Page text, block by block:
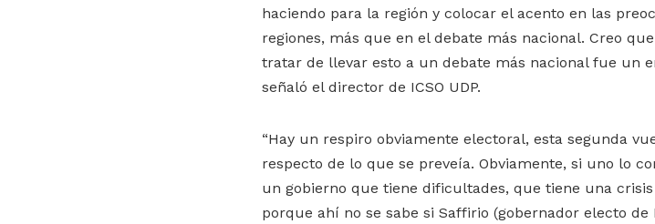
haciendo para la región y colocar el acento en las
regiones, más que en el debate más nacional. Creo
tratar de llevar esto a un debate más nacional fue un
señaló el director de ICSO UDP.
“Hay un respiro obviamente electoral, esta segunda
respecto de lo que se preveía. Obviamente, si uno lo
un gobierno que tiene dificultades, que tiene una
porque ahí no se sabe si Saffirio (gobernador electo